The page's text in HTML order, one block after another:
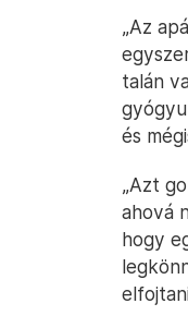
„Az
talán
és
„Azt
ahová
hogy